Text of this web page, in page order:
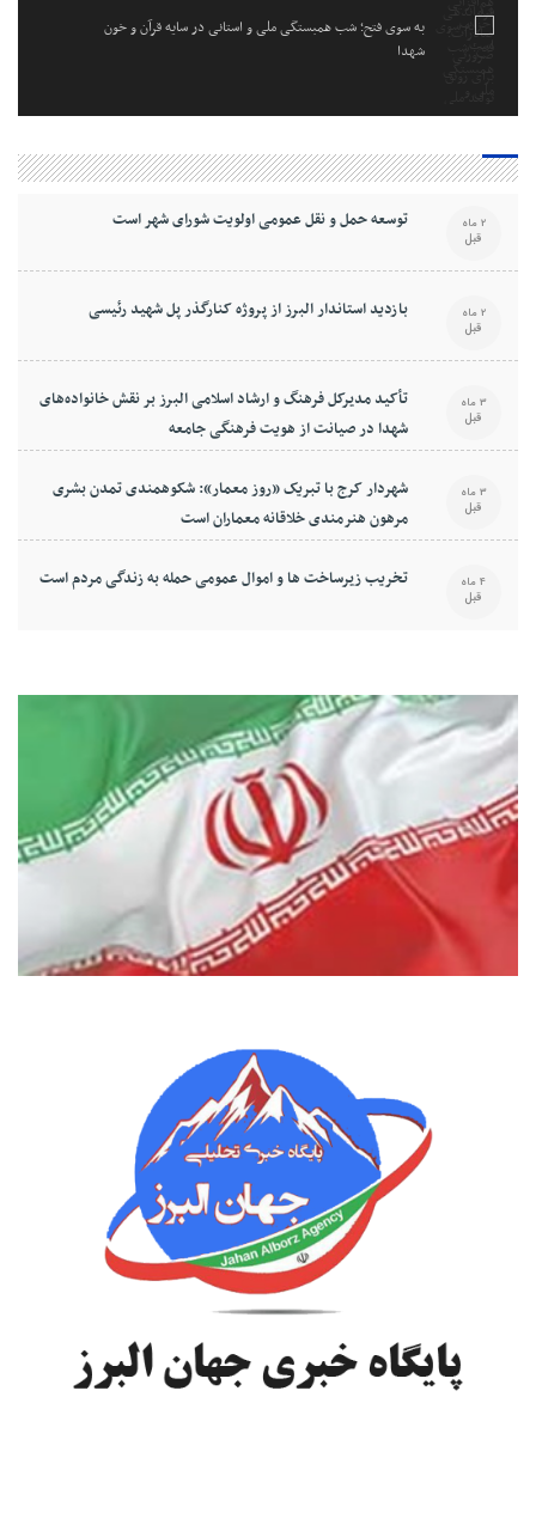
به سوی فتح؛ شب همبستگی ملی و استانی در سایه قرآن و خون
شهدا
توسعه حمل و نقل عمومی اولویت شورای شهر است 2 ماه
قبل
بازدید استاندار البرز از پروژه کنارگذر پل شهید رئیسی 2 ماه
قبل
تأکید مدیرکل فرهنگ و ارشاد اسلامی البرز بر نقش خانواده‌های
شهدا در صیانت از هویت فرهنگی جامعه
3 ماه
قبل
شهردار کرج با تبریک «روز معمار»: شکوهمندی تمدن بشری
مرهون هنرمندی خلاقانه معماران است
3 ماه
قبل
تخریب زیرساخت ها و اموال عمومی حمله به زندگی مردم است 4 ماه
قبل